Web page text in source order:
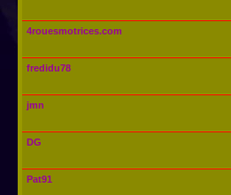
4rouesmotrices.com
fredidu78
jmn
DG
Pat91